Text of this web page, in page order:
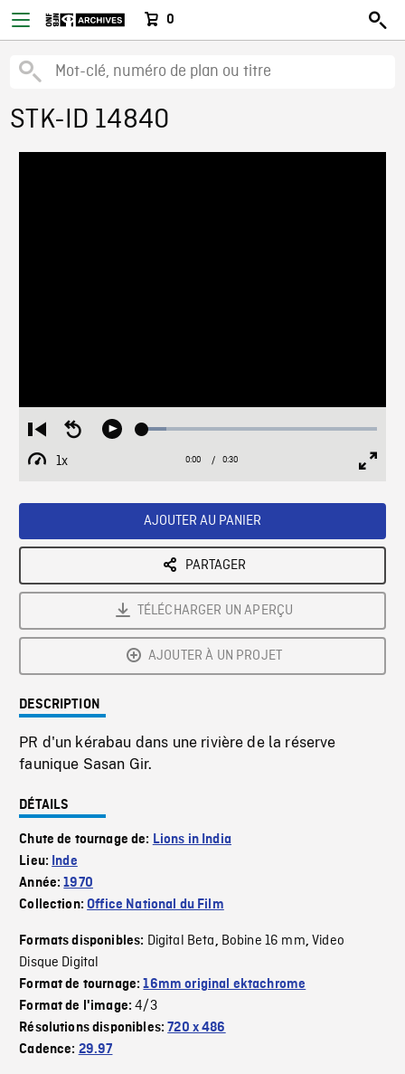
0
STK-ID 14840
Restart
from
beginning
Seek
Play Loaded:
1x
Playback
Current
0:00 / Duration
0:30
AJOUTER AU PANIER
PARTAGER
TÉLÉCHARGER UN APERÇU
AJOUTER À UN PROJET
DESCRIPTION
PR d'un kérabau dans une rivière de la réserve
faunique Sasan Gir.
DÉTAILS
Chute de tournage de: Lions in India
Lieu: Inde
Année:1970
Collection:Office National du Film
Formats disponibles: Digital Beta, Bobine 16 mm,Video
Disque Digital
Format de tournage:16mm original ektachrome
Format de l'image:4/3
Résolutions disponibles:720 x 486
Cadence: 29.97